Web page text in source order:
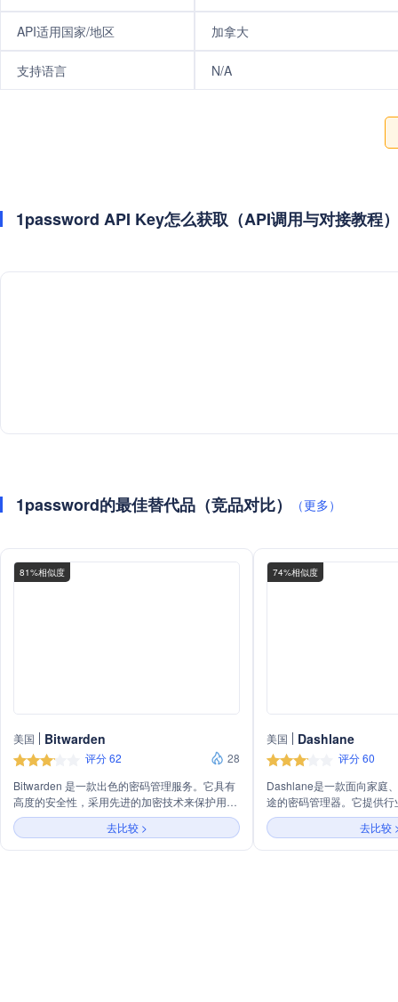
API适用国家/地区 加拿大
支持语言 N/A
1password API Key怎么获取（API调用与对接教程）
1password的最佳替代品（竞品对比） （更多）
81%相似度
美国 Bitwarden
评分 62
28
Bitwarden 是一款出色的密码管理服务。它具有
高度的安全性，采用先进的加密技术来保护用户
的密码数据。用户的密码在本地加密后存储在服
务器上，确保只有用户自己能够解密和访问。
Bitwarden 支持多平台使用，包括Windows、
去比较 >
74%相似度
美国 Dashlane
评分 60
Dashlane是一款面向家庭
途的密码管理器。它提供
测、安全密码管理及威胁
Dashlane Confidential平
其创新的凭证安全技术、
去比较